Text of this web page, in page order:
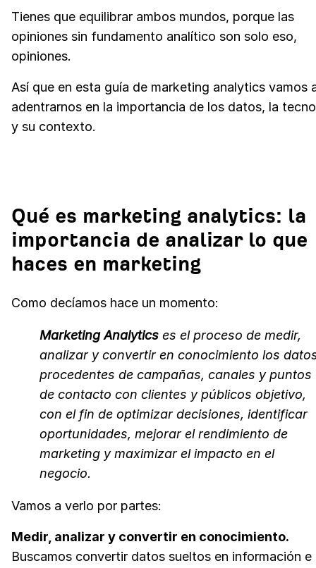
Tienes que equilibrar ambos mundos, porque las
opiniones sin fundamento analítico son solo eso,
opiniones.
Así que en esta guía de marketing analytics vamos
adentrarnos en la importancia de los datos, la
y su contexto.
Qué es marketing analytics: la
importancia de analizar lo que
haces en marketing
Como decíamos hace un momento:
Marketing Analytics es el proceso de medir,
analizar y convertir en conocimiento los
procedentes de campañas, canales y puntos
de contacto con clientes y públicos objetivo,
con el fin de optimizar decisiones, identificar
oportunidades, mejorar el rendimiento de
marketing y maximizar el impacto en el
negocio.
Vamos a verlo por partes:
Medir, analizar y convertir en conocimiento.
Buscamos convertir datos sueltos en información e